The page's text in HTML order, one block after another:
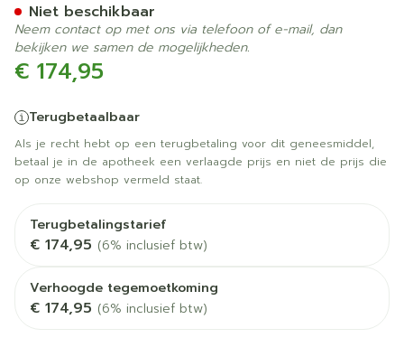
€ 174,95
Terugbetaalbaar
Als je recht hebt op een terugbetaling voor dit geneesmiddel,
betaal je in de apotheek een verlaagde prijs en niet de prijs die
op onze webshop vermeld staat.
Terugbetalingstarief
€ 174,95 (6% inclusief btw)
Verhoogde tegemoetkoming
€ 174,95 (6% inclusief btw)
Niet beschikbaar
Neem contact op met ons via telefoon of e-mail, dan
bekijken we samen de mogelijkheden.